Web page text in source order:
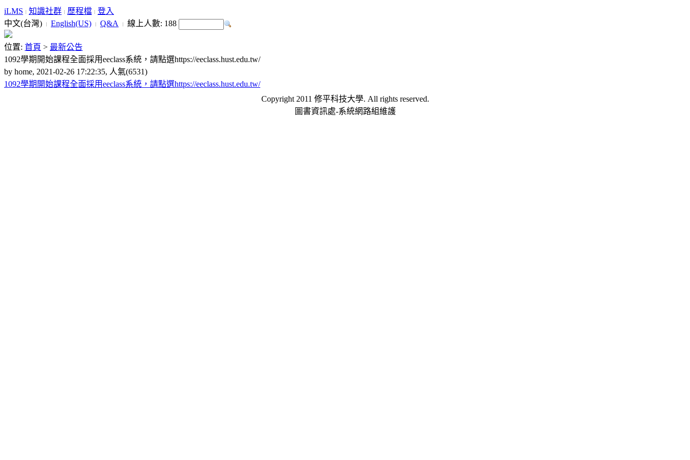
iLMS 知識社群 歷程檔
登入
中文(台灣)
English(US) Q&A 線上人數: 188
位置: 首頁 > 最新公告
1092學期開始課程全面採用eeclass系統，請點選https://eeclass.hust.edu.tw/
by home, 2021-02-26 17:22:35, 人氣(6531)
1092學期開始課程全面採用eeclass系統，請點選https://eeclass.hust.edu.tw/
Copyright 2011 修平科技大學. All rights reserved.
圖書資訊處-系統網路組維護